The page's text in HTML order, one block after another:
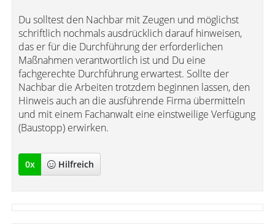
Du solltest den Nachbar mit Zeugen und möglichst
schriftlich nochmals ausdrücklich darauf hinweisen,
das er für die Durchführung der erforderlichen
Maßnahmen verantwortlich ist und Du eine
fachgerechte Durchführung erwartest. Sollte der
Nachbar die Arbeiten trotzdem beginnen lassen, den
Hinweis auch an die ausführende Firma übermitteln
und mit einem Fachanwalt eine einstweilige Verfügung
(Baustopp) erwirken.
0x Hilfreich